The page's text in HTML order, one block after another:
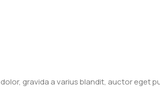
gravida a varius blandit, auctor eget